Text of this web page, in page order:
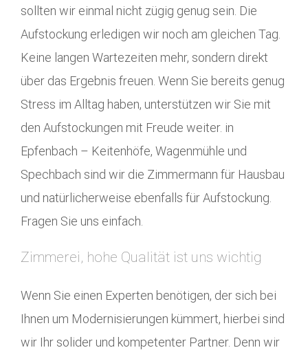
sollten wir einmal nicht zügig genug sein. Die
Aufstockung erledigen wir noch am gleichen Tag.
Keine langen Wartezeiten mehr, sondern direkt
über das Ergebnis freuen. Wenn Sie bereits genug
Stress im Alltag haben, unterstützen wir Sie mit
den Aufstockungen mit Freude weiter. in
Epfenbach – Keitenhöfe, Wagenmühle und
Spechbach sind wir die Zimmermann für Hausbau
und natürlicherweise ebenfalls für Aufstockung.
Fragen Sie uns einfach.
Zimmerei, hohe Qualität ist uns wichtig
Wenn Sie einen Experten benötigen, der sich bei
Ihnen um Modernisierungen kümmert, hierbei sind
wir Ihr solider und kompetenter Partner. Denn wir